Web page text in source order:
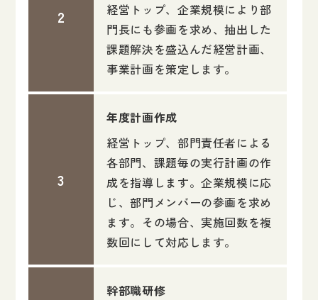
経営トップ、企業規模により部
門長にも参画を求め、抽出した
課題解決を盛込んだ経営計画、
事業計画を策定します。
年度計画作成
経営トップ、部門責任者による
各部門、課題毎の実行計画の作
成を指導します。企業規模に応
じ、部門メンバーの参画を求め
ます。その場合、実施回数を複
数回にして対応します。
幹部職研修